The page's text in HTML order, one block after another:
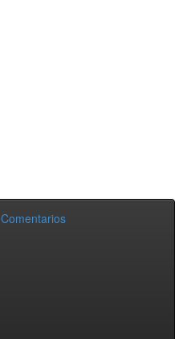
Comentarios